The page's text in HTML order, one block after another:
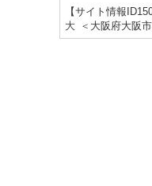
【サイト情報
＜ 大阪府大阪